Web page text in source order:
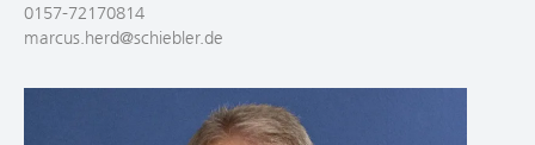
0157-72170814
marcus.herd@schiebler.de